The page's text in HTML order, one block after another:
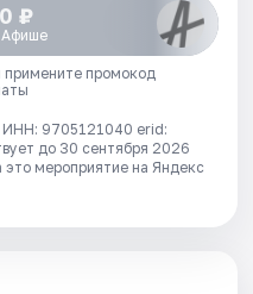
₽
Афише
примените промокод
9705121040 erid:
до 30 сентября 2026
мероприятие на Яндекс